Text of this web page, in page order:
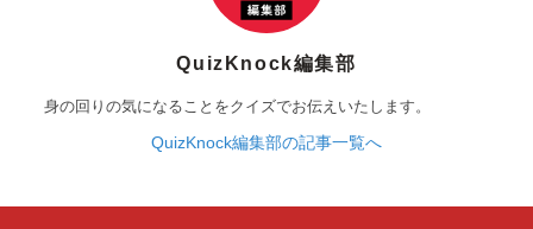
QuizKnock編集部
身の回りの気になることをクイズでお伝えいたします。
QuizKnock編集部の記事一覧へ